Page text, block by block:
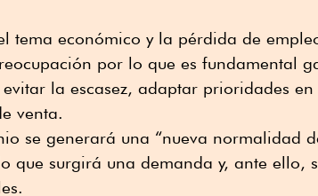
tema económico y la pérdida de
por lo que es fundamental
la escasez, adaptar prioridades
venta.
se generará una “nueva normalidad
que surgirá una demanda y, ante ello,